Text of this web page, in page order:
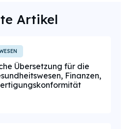
Artikel
Übersetzung für die
Finanzen,